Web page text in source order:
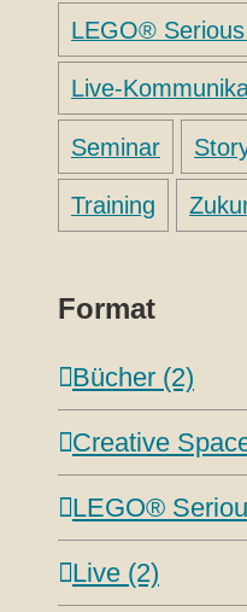
LEGO®
Live-
Seminar
Training
Format
Bücher (2)
Creative
LEGO®
Live (2)